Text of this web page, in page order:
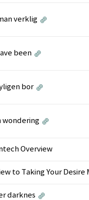
verklig
been
bor
wondering
Overview
to Taking Your
darknes